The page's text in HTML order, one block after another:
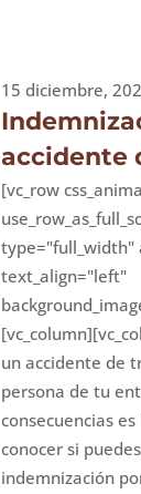
15 diciembre,
accidente
[vc_row
type="full_width"
text_align="left"
un accidente de
persona de tu
consecuencias
conocer si
indemnización